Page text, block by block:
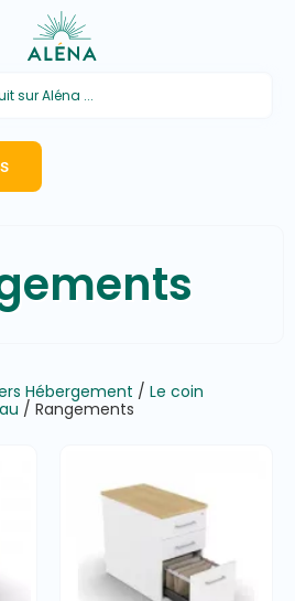
Hébergement / Le coin
/ Rangements